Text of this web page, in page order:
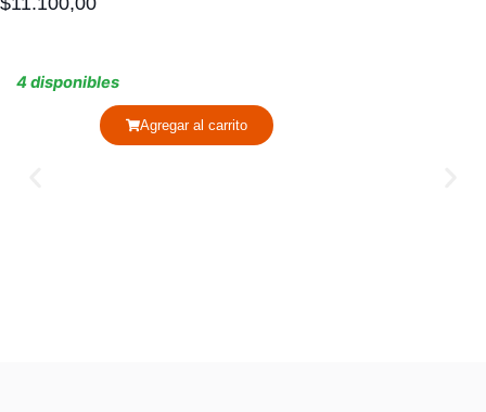
4 disponibles
Agregar al carrito